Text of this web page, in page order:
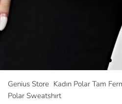
Genius Store Kadın Polar Tam
Polar Sweatshırt